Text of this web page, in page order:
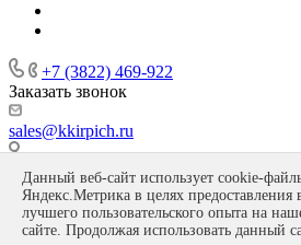
+7 (3822) 469-922
Заказать звонок
sales@kkirpich.ru
Офис г. Томск, ул. Гоголя, 55, Завод:
Копылово, ул. Морозова, 2а
Политика конфиденциальности
Данный веб-сайт использует cookie-
Яндекс.Метрика в целях предоставления
лучшего пользовательского опыта на
сайте. Продолжая использовать данный